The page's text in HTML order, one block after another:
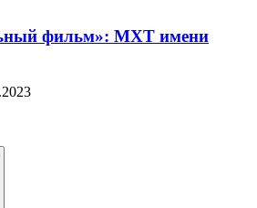
фильм»: МХТ имени